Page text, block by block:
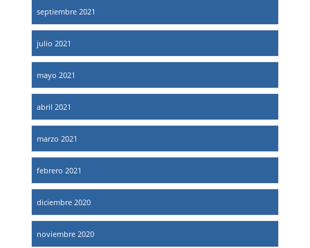
septiembre 2021
julio 2021
mayo 2021
abril 2021
marzo 2021
febrero 2021
diciembre 2020
noviembre 2020